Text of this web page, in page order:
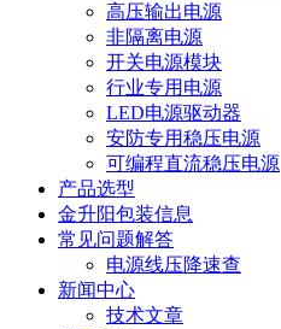
高压输出电源
非隔离电源
开关电源模块
行业专用电源
LED电源驱动器
安防专用稳压电源
可编程直流稳压电源
产品选型
金升阳包装信息
常见问题解答
电源线压降速查
新闻中心
技术文章